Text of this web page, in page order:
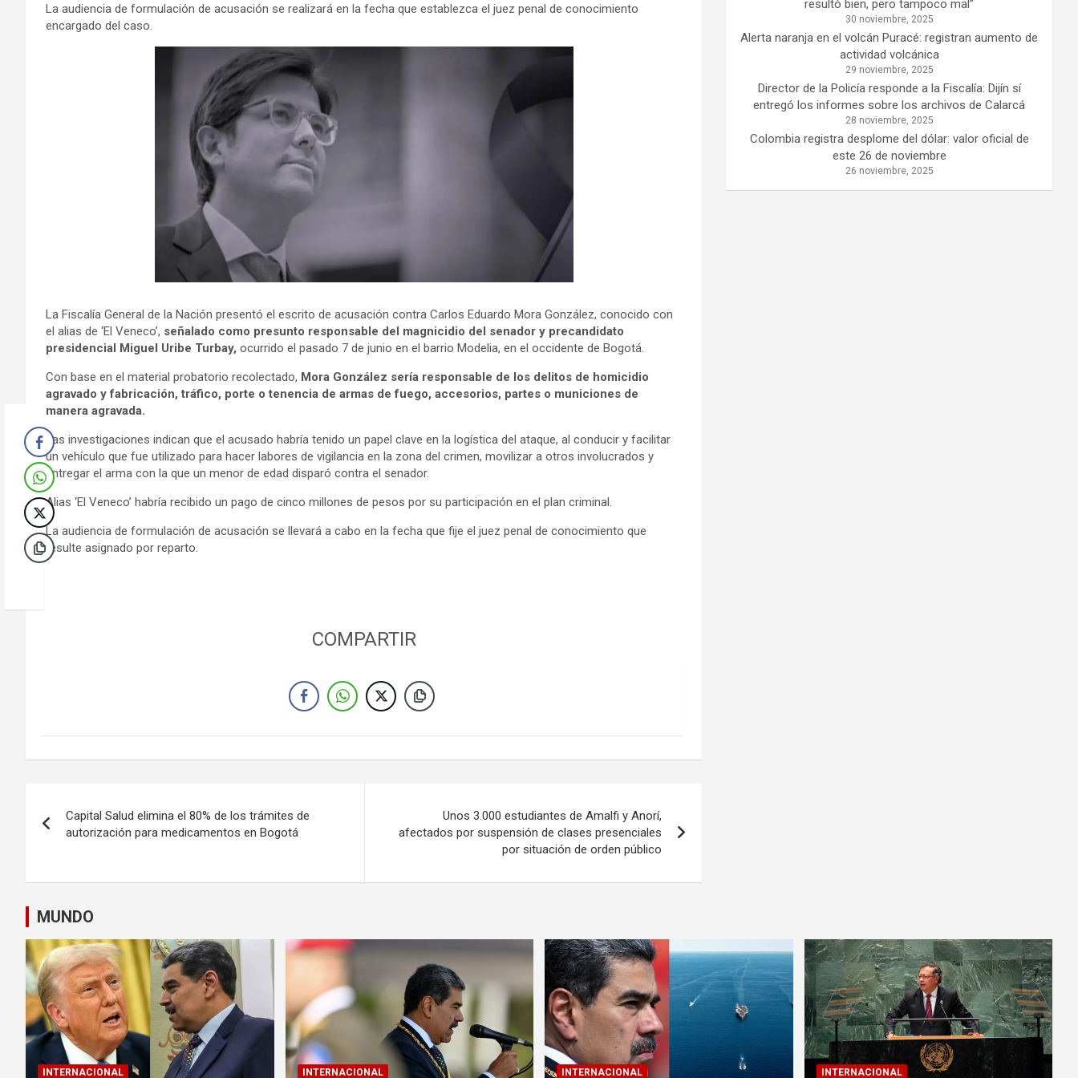
Mundo
La audiencia de formulación de acusación se realizará en la fecha que establezca el juez penal de conocimiento
encargado del caso.
La Fiscalía General de la Nación presentó el escrito de acusación contra Carlos Eduardo Mora González, conocido con
el alias de ‘El Veneco’, señalado como presunto responsable del magnicidio del senador y precandidato
presidencial Miguel Uribe Turbay, ocurrido el pasado 7 de junio en el barrio Modelia, en el occidente de Bogotá.
Con base en el material probatorio recolectado, Mora González sería responsable de los delitos de homicidio
agravado y fabricación, tráfico, porte o tenencia de armas de fuego, accesorios, partes o municiones de
manera agravada.
Las investigaciones indican que el acusado habría tenido un papel clave en la logística del ataque, al conducir y facilitar
un vehículo que fue utilizado para hacer labores de vigilancia en la zona del crimen, movilizar a otros involucrados y
entregar el arma con la que un menor de edad disparó contra el senador.
Alias ‘El Veneco’ habría recibido un pago de cinco millones de pesos por su participación en el plan criminal.
La audiencia de formulación de acusación se llevará a cabo en la fecha que fije el juez penal de conocimiento que
resulte asignado por reparto.
COMPARTIR
de
Capital Salud elimina el 80% de los trámites de
autorización para medicamentos en Bogotá
Unos 3.000 estudiantes de Amalfi y Anorí,
afectados por suspensión de clases presenciales
por situación de orden público
resultó bien, pero tampoco mal”
30 noviembre, 2025
Alerta naranja en el volcán Puracé: registran aumento de
actividad volcánica
29 noviembre, 2025
Director de la Policía responde a la Fiscalía: Dijín sí
entregó los informes sobre los archivos de Calarcá
28 noviembre, 2025
Colombia registra desplome del dólar: valor oficial de
este 26 de noviembre
26 noviembre, 2025
MUNDO
INTERNACIONAL INTERNACIONAL INTERNACIONAL INTERNACIONAL